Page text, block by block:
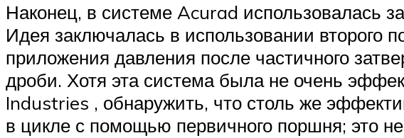
Наконец, в системе Acurad использовалась
Идея заключалась в использовании второго
приложения давления после частичного
дроби. Хотя эта система была не очень
Industries , обнаружить, что столь же
в цикле с помощью первичного поршня; это